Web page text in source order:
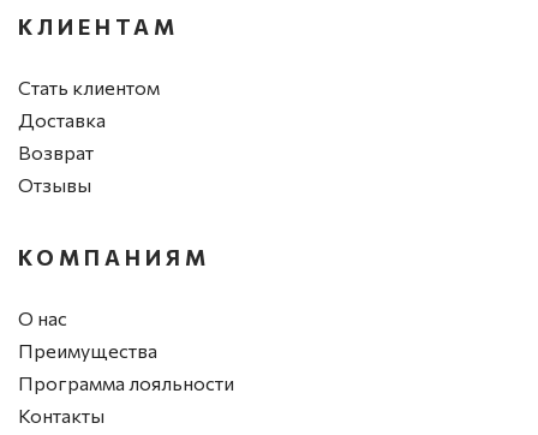
КЛИЕНТАМ
Стать клиентом
Доставка
Возврат
Отзывы
КОМПАНИЯМ
О нас
Преимущества
Программа лояльности
Контакты